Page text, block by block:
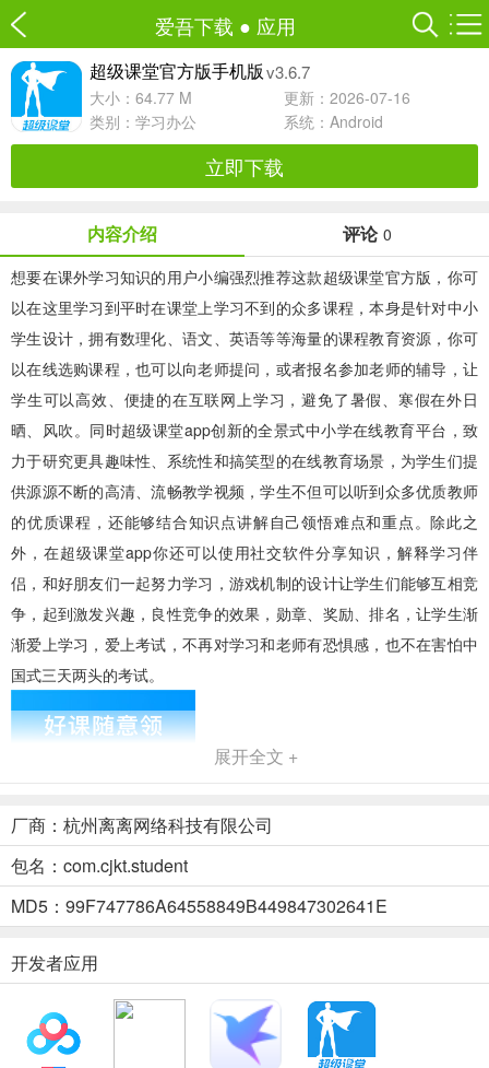
爱吾下载 ● 应用
超级课堂官方版手机版 v3.6.7
大小：64.77 M
更新：2026-07-16
类别： 学习办公 系统：Android
立即下载
内容介绍 评论 0
想要在课外学习知识的用户小编强烈推荐这款超级课堂官方版 ，你可
以在这里学习到平时在课堂上学习不到的众多课程，本身是针对中小
学生设计，拥有数理化、语文、英语等等海量的课程教育资源，你可
以在线选购课程，也可以向老师提问，或者报名参加老师的辅导，让
学生可以高效、便捷的在互联网上学习，避免了暑假、寒假在外日
晒、风吹。同时超级课堂app创新的全景式中小学在线教育平台，致
力于研究更具趣味性、系统性和搞笑型的在线教育场景，为学生们提
供源源不断的高清、流畅教学视频，学生不但可以听到众多优质教师
的优质课程，还能够结合知识点讲解自己领悟难点和重点。除此之
外，在超级课堂app你还可以使用社交软件分享知识，解释学习伴
侣，和好朋友们一起努力学习，游戏机制的设计让学生们能够互相竞
争，起到激发兴趣，良性竞争的效果，勋章、奖励、排名，让学生渐
渐爱上学习，爱上考试，不再对学习和老师有恐惧感，也不在害怕中
国式三天两头的考试。
超级课堂官方版介绍
展开全文 +
厂商：杭州离离网络科技有限公司
包名：com.cjkt.student
MD5：99F747786A64558849B449847302641E
开发者应用